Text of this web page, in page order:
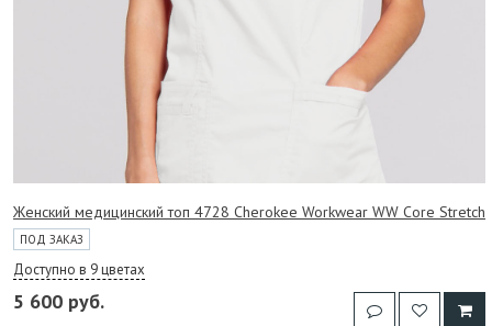
Женский медицинский топ 4728 Cherokee Workwear WW Core Stretch
ПОД ЗАКАЗ
Доступно в 9 цветах
5 600 руб.